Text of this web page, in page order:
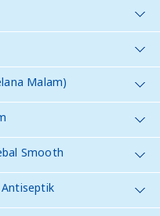
Malam)
Smooth